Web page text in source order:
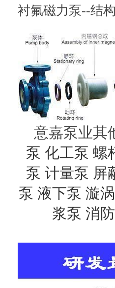
衬氟磁力泵--结
意嘉泵业其
泵 化工泵 螺
泵 计量泵 屏
泵 液下泵 漩
浆泵 消